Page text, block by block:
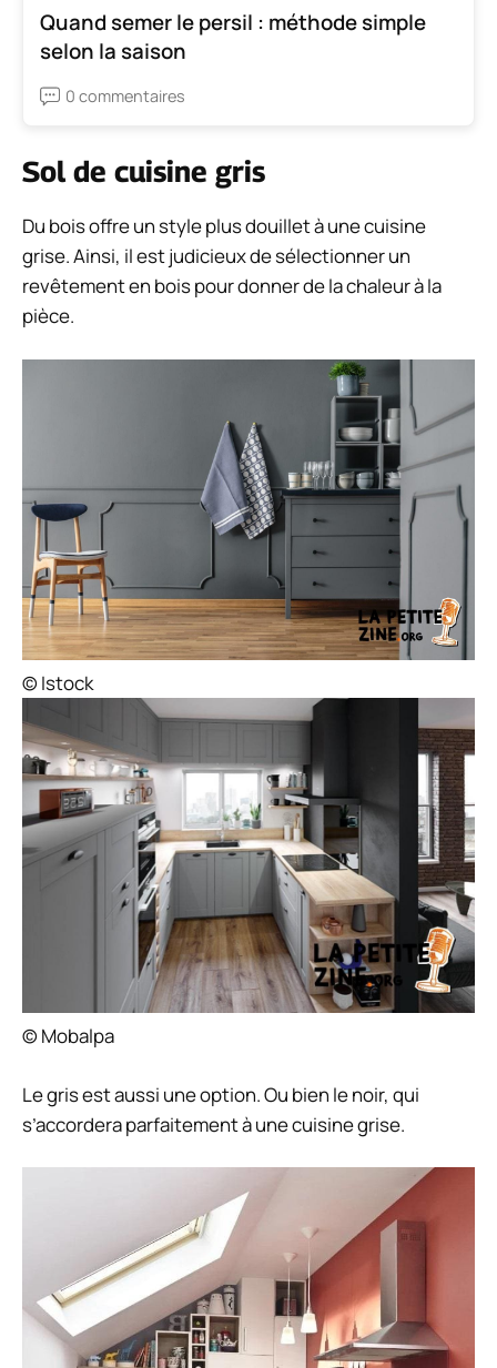
Quand semer le persil : méthode simple
selon la saison
0 commentaires
Sol de cuisine gris
Du bois offre un style plus douillet à une cuisine
grise. Ainsi, il est judicieux de sélectionner un
revêtement en bois pour donner de la chaleur à la
pièce.
© Istock
© Mobalpa
Le gris est aussi une option. Ou bien le noir, qui
s’accordera parfaitement à une cuisine grise.